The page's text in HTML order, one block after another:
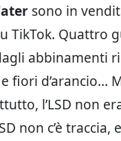
sono in
TikTok. Quattro
abbinamenti
e fiori d’arancio…
l’LSD non
non c’è traccia,